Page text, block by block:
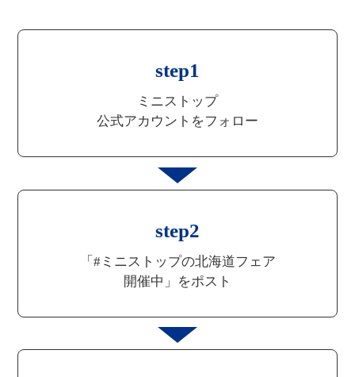
step1
ミニストップ
公式アカウントをフォロー
step2
「#ミニストップの北海道フェア
開催中」をポスト